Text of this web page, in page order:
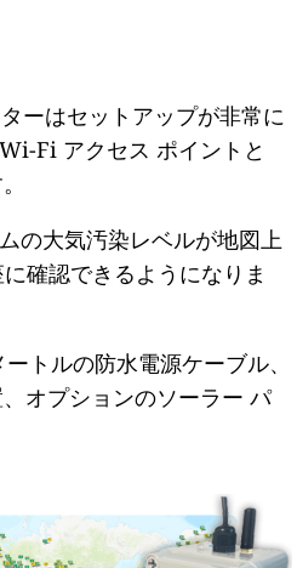
ーはセットアップが非常に
Fi アクセス ポイントと
の大気汚染レベルが地図上
確認できるようになりま
トルの防水電源ケーブル、
オプションのソーラー パ